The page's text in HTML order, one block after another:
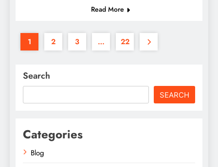
Read More
1 2 3 … 22
Search
SEARCH
Categories
Blog